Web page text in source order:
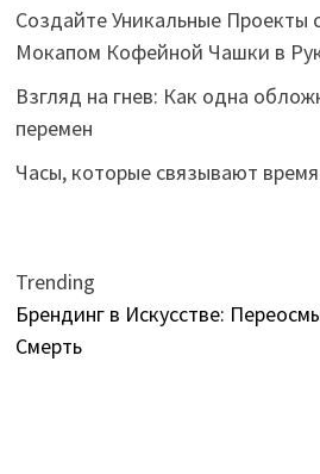
Создайте Уникальные Проекты
Мокапом Кофейной Чашки в
Взгляд на гнев: Как одна
перемен
Часы, которые связывают
Trending
Брендинг в Искусстве:
Смерть